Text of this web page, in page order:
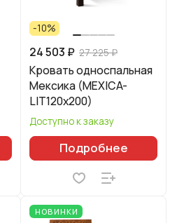
-10%
24 503 ₽ 27 225 ₽
Кровать односпальная
Мексика (MEXICA-
LIT120х200)
Доступно к заказу
Подробнее
НОВИНКИ